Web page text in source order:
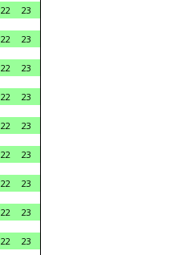
22
23
22
23
22
23
22
23
22
23
22
23
22
23
22
23
22
23